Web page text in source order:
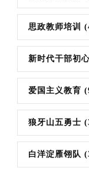
思政教师培训
新时代干部初
爱国主义教育
狼牙山五勇士
白洋淀雁翎队